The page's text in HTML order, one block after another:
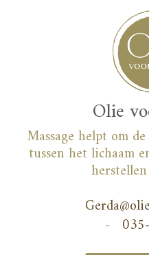
Olie
Massage helpt om
tussen het lichaam
herstellen
-